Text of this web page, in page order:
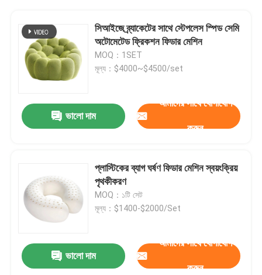
সিআইজে ব্র্যাকেটের সাথে স্টেপলেস স্পিড সেমি
অটোমেটেড ফ্রিকশন ফিডার মেশিন
MOQ：1SET
মূল্য：$4000~$4500/set
ভালো দাম
আমাদের সাথে যোগাযোগ
করুন
প্লাস্টিকের ব্যাগ ঘর্ষণ ফিডার মেশিন স্বয়ংক্রিয়
পৃথকীকরণ
MOQ：১টি সেট
মূল্য：$1400-$2000/Set
ভালো দাম
আমাদের সাথে যোগাযোগ
করুন